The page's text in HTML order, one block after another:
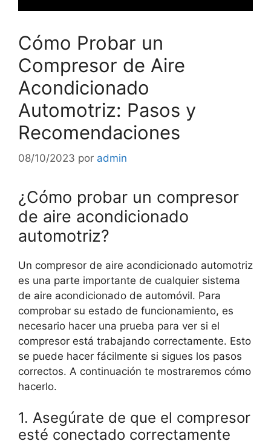
Cómo Probar un
Compresor de Aire
Acondicionado
Automotriz: Pasos y
Recomendaciones
08/10/2023 por admin
¿Cómo probar un compresor
de aire acondicionado
automotriz?
Un compresor de aire acondicionado automotriz
es una parte importante de cualquier sistema
de aire acondicionado de automóvil. Para
comprobar su estado de funcionamiento, es
necesario hacer una prueba para ver si el
compresor está trabajando correctamente. Esto
se puede hacer fácilmente si sigues los pasos
correctos. A continuación te mostraremos cómo
hacerlo.
1. Asegúrate de que el compresor
esté conectado correctamente